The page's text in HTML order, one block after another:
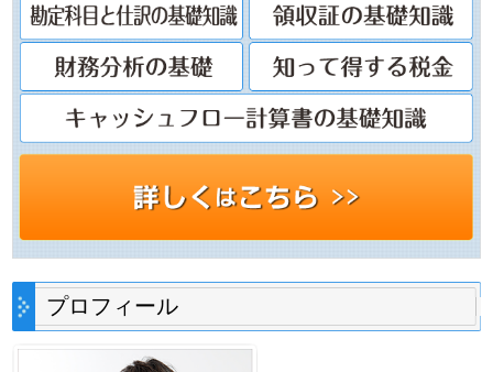
プロフィール